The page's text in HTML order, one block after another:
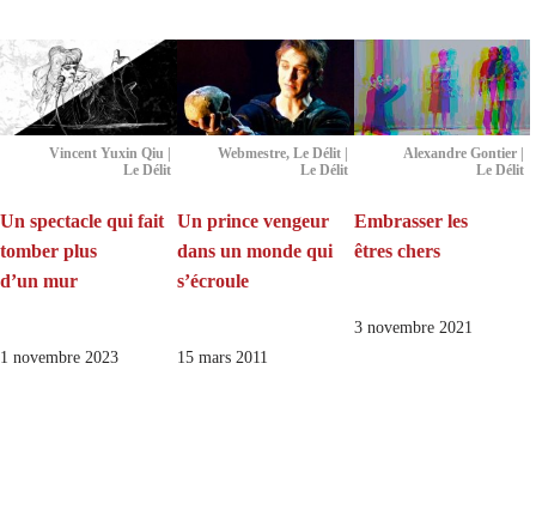
Vincent Yuxin Qiu |
Le Délit
Un spectacle qui fait
tomber plus
d’un mur
1 novembre 2023
Webmestre, Le Délit |
Le Délit
Un prince vengeur
dans un monde qui
s’écroule
15 mars 2011
Alexandre Gontier |
Le Délit
Embrasser les
êtres chers
3 novembre 2021